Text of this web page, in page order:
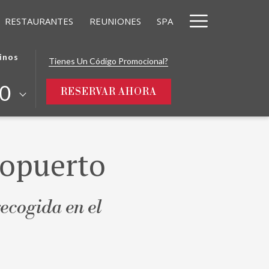
RESTAURANTES REUNIONES SPA Menu
0
Tienes Un Código Promocional?
RESERVAR AHORA
en el